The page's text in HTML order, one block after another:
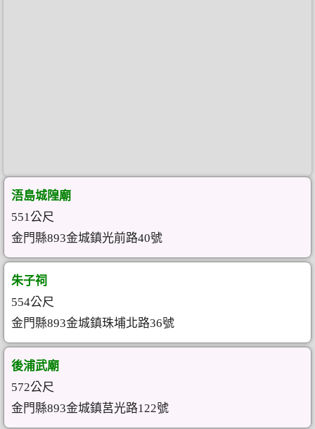
浯島城隍廟
551公尺
金門縣893金城鎮光前路40號
朱子祠
554公尺
金門縣893金城鎮珠埔北路36號
後浦武廟
572公尺
金門縣893金城鎮莒光路122號